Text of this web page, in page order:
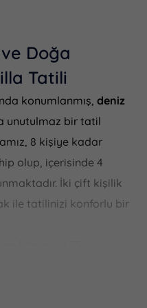
Doğa
Tatili
konumlanmış, deniz
unutulmaz bir tatil
8 kişiye kadar
olup, içerisinde 4
İki çift kişilik
ile tatilinizi konforlu bir
ve 1.5 metre